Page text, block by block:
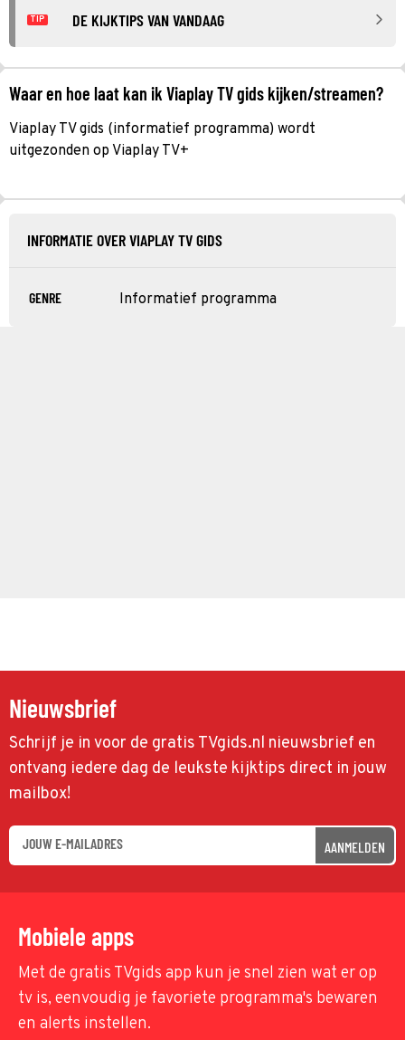
TIP DE KIJKTIPS VAN VANDAAG
Waar en hoe laat kan ik Viaplay TV gids kijken/streamen?
Viaplay TV gids (informatief programma) wordt
uitgezonden op Viaplay TV+
INFORMATIE OVER VIAPLAY TV GIDS
GENRE Informatief programma
Nieuwsbrief
Schrijf je in voor de gratis TVgids.nl nieuwsbrief en
ontvang iedere dag de leukste kijktips direct in jouw
mailbox!
AANMELDEN
Mobiele apps
Met de gratis TVgids app kun je snel zien wat er op
tv is, eenvoudig je favoriete programma's bewaren
en alerts instellen.